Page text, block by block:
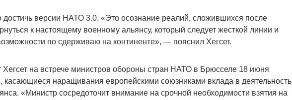
достичь версии НАТО 3.0. «Это осознание реалий, сложившихся после
к настоящему военному альянсу, который следует жесткой линии и
по сдерживаю на континенте», — пояснил Хегсет.
Хегсет на встрече министров обороны стран НАТО в Брюсселе 18 июня
касающиеся наращивания европейскими союзниками вклада в деятельность
«Министр сосредоточит внимание на срочной необходимости взятия на